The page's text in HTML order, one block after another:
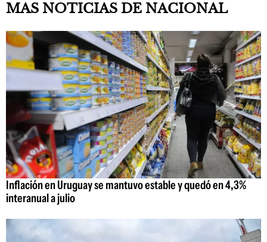
MAS NOTICIAS DE NACIONAL
Inflación en Uruguay se mantuvo estable y quedó en 4,3%
interanual a julio